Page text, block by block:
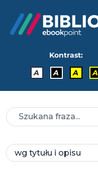
Kontrast:
A
A A A